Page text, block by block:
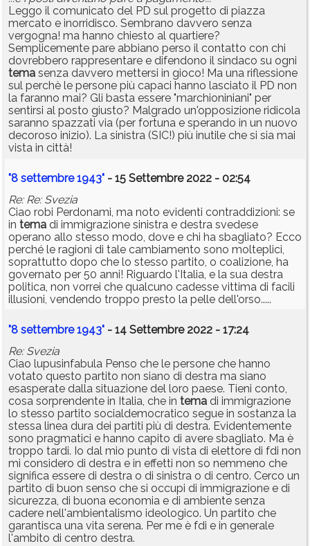
Leggo il comunicato del PD sul progetto di piazza
mercato e inorridisco. Sembrano davvero senza
vergogna! ma hanno chiesto al quartiere?
Semplicemente pare abbiano perso il contatto con chi
dovrebbero rappresentare e difendono il sindaco su ogni
tema senza davvero mettersi in gioco! Ma una riflessione
sul perchè le persone più capaci hanno lasciato il PD non
la faranno mai? Gli basta essere "marchioniniani" per
sentirsi al posto giusto? Malgrado un'opposizione ridicola
saranno spazzati via (per fortuna e sperando in un nuovo
decoroso inizio). La sinistra (SIC!) più inutile che si sia mai
vista in città!
"8 settembre 1943" - 15 Settembre 2022 - 02:54
Re: Re: Svezia
Ciao robi Perdonami, ma noto evidenti contraddizioni: se
in tema di immigrazione sinistra e destra svedese
operano allo stesso modo, dove e chi ha sbagliato? Ecco
perché le ragioni di tale cambiamento sono molteplici,
soprattutto dopo che lo stesso partito, o coalizione, ha
governato per 50 anni! Riguardo l'Italia, e la sua destra
politica, non vorrei che qualcuno cadesse vittima di facili
illusioni, vendendo troppo presto la pelle dell'orso.....
"8 settembre 1943" - 14 Settembre 2022 - 17:24
Re: Svezia
Ciao lupusinfabula Penso che le persone che hanno
votato questo partito non siano di destra ma siano
esasperate dalla situazione del loro paese. Tieni conto,
cosa sorprendente in Italia, che in tema di immigrazione
lo stesso partito socialdemocratico segue in sostanza la
stessa linea dura dei partiti più di destra. Evidentemente
sono pragmatici e hanno capito di avere sbagliato. Ma è
troppo tardi. Io dal mio punto di vista di elettore di fdi non
mi considero di destra e in effetti non so nemmeno che
significa essere di destra o di sinistra o di centro. Cerco un
partito di buon senso che si occupi di immigrazione e di
sicurezza, di buona economia e di ambiente senza
cadere nell'ambientalismo ideologico. Un partito che
garantisca una vita serena. Per me è fdi e in generale
l'ambito di centro destra.